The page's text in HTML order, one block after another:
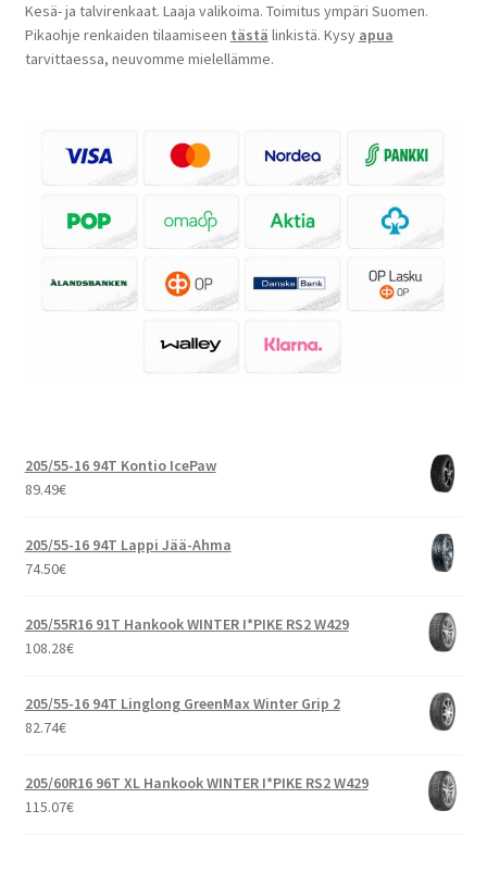
Kesä- ja talvirenkaat. Laaja valikoima. Toimitus ympäri Suomen.
Pikaohje renkaiden tilaamiseen tästä linkistä. Kysy apua
tarvittaessa, neuvomme mielellämme.
205/55-16 94T Kontio IcePaw
89.49€
205/55-16 94T Lappi Jää-Ahma
74.50€
205/55R16 91T Hankook WINTER I*PIKE RS2 W429
108.28€
205/55-16 94T Linglong GreenMax Winter Grip 2
82.74€
205/60R16 96T XL Hankook WINTER I*PIKE RS2 W429
115.07€